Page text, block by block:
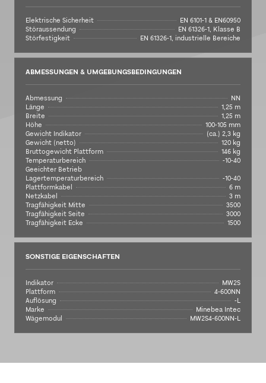
Elektrische Sicherheit
EN 6101-1 & EN60950
Störaussendung
EN 61326-1, Klasse B
Störfestigkeit
EN 61326-1, industrielle Bereiche
ABMESSUNGEN & UMGEBUNGSBEDINGUNGEN
Abmessung
NN
Länge
1,25 m
Breite
1,25 m
Höhe
100-105 mm
Gewicht Indikator
(ca.) 2,3 kg
Gewicht (netto)
120 kg
Bruttogewicht Plattform
146 kg
Temperaturbereich
Geeichter Betrieb
-10-40
Lagertemperaturbereich
-10-40
Plattformkabel
6 m
Netzkabel
3 m
Tragfähigkeit Mitte
3500
Tragfähigkeit Seite
3000
Tragfähigkeit Ecke
1500
SONSTIGE EIGENSCHAFTEN
Indikator
MW2S
Plattform
4-600NN
Auflösung
-L
Marke
Minebea Intec
Wägemodul
MW2S4-600NN-L